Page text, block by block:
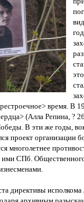
время. В
(Алла Репина, ?
В эти же годы,
проект
многолетнее
ими СПб.
директивы